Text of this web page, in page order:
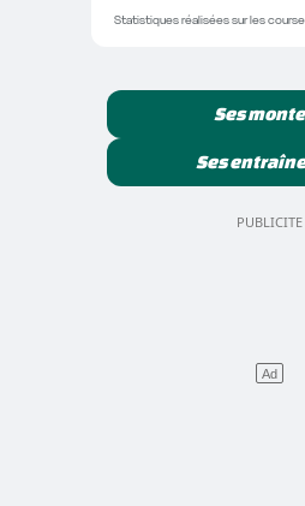
Statistiques réalisées sur les
Ses
Ses